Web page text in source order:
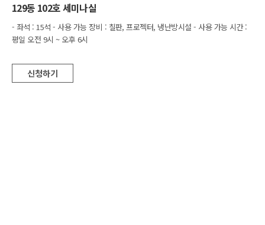
129동 102호 세미나실
- 좌석 : 15석 - 사용 가능 장비 : 칠판, 프로젝터, 냉난방시설 - 사용 가능 시간 :
평일 오전 9시 ~ 오후 6시
신청하기